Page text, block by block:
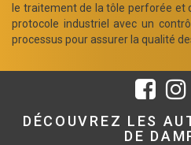
le traitement de la tôle perforée et
protocole industriel avec un
processus pour assurer la qualité
DÉCOUVREZ LES
DE